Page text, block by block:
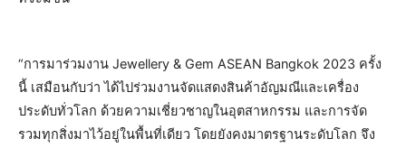
“การมาร่วมงาน Jewellery & Gem ASEAN Bangkok 2023 ครั้ง
นี้ เสมือนกับว่า ได้ไปร่วมงานจัดแสดงสินค้าอัญมณีและเครื่อง
ประดับทั่วโลก ด้วยความเชี่ยวชาญในอุตสาหกรรม และการจัด
รวมทุกสิ่งมาไว้อยู่ในพื้นที่เดียว โดยยังคงมาตรฐานระดับโลก จึง